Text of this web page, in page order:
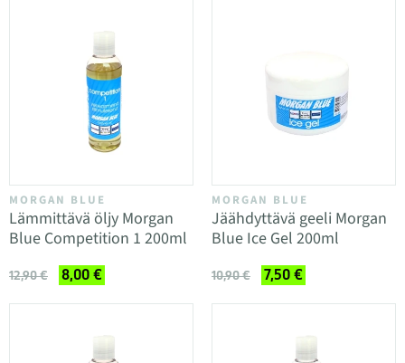
MORGAN BLUE
Lämmittävä öljy Morgan
Blue Competition 1 200ml
12,90 € 8,00 €
MORGAN BLUE
Jäähdyttävä geeli Morgan
Blue Ice Gel 200ml
10,90 € 7,50 €